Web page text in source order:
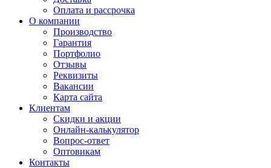
Оплата и рассрочка
О компании
Производство
Гарантия
Портфолио
Отзывы
Реквизиты
Вакансии
Карта сайта
Клиентам
Скидки и акции
Онлайн-калькулятор
Вопрос-ответ
Оптовикам
Контакты